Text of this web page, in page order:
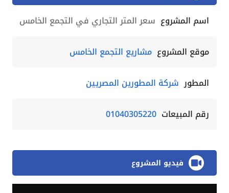
اسم المشروع سعر المتر التجاري في التجمع الخامس
موقع المشروع مشاريع التجمع الخامس
المطور شركة المطورين المصريين
رقم المبيعات 01040305220
فيديو المشروع